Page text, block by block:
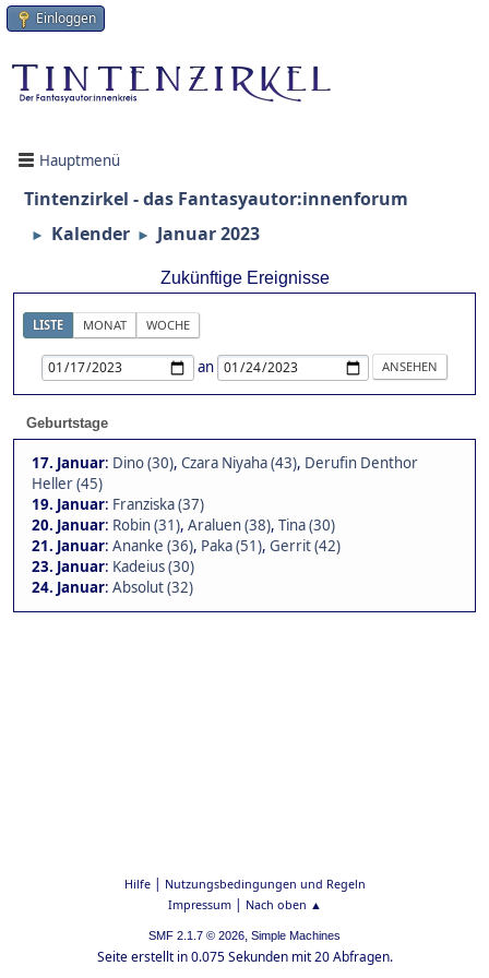
Einloggen
Hauptmenü
Tintenzirkel - das Fantasyautor:innenforum
► Kalender ► Januar 2023
Zukünftige Ereignisse
LISTE MONAT WOCHE
an
Geburtstage
17. Januar: Dino (30), Czara Niyaha (43), Derufin Denthor
Heller (45)
19. Januar: Franziska (37)
20. Januar: Robin (31), Araluen (38), Tina (30)
21. Januar: Ananke (36), Paka (51), Gerrit (42)
23. Januar: Kadeius (30)
24. Januar: Absolut (32)
Hilfe| Nutzungsbedingungen und Regeln
Impressum| Nach oben ▲
SMF 2.1.7 © 2026, Simple Machines
Seite erstellt in 0.075 Sekunden mit 20 Abfragen.